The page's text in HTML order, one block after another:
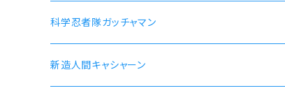
【ルイジェルド】腕時計 本数限定
【パウロ・グレイラッド】腕時計 本数限定
ラン モデル
かにこ
科学忍者隊ガッチャマン 50周年記念モデル
新造人間キャシャーン 50周年記念モデル
科学忍者隊ガッチャマン
新造人間キャシャーン